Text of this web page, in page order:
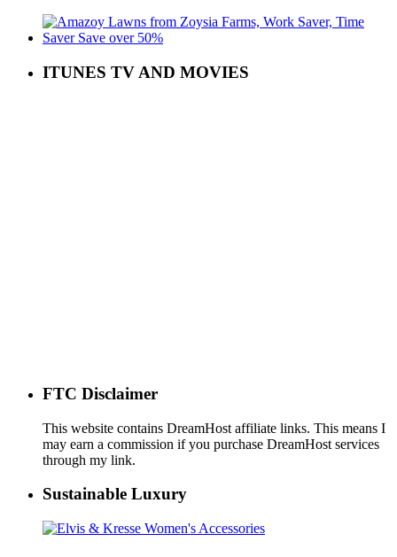
ITUNES TV AND MOVIES
FTC Disclaimer
This website contains DreamHost affiliate links. This means I
may earn a commission if you purchase DreamHost services
through my link.
Sustainable Luxury